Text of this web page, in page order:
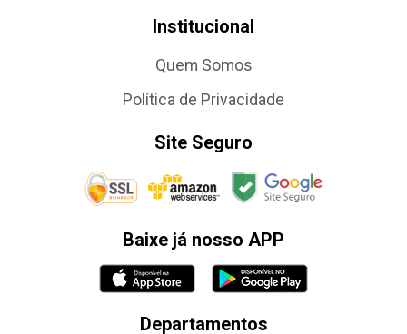
Institucional
Quem Somos
Política de Privacidade
Site Seguro
Baixe já nosso APP
Departamentos